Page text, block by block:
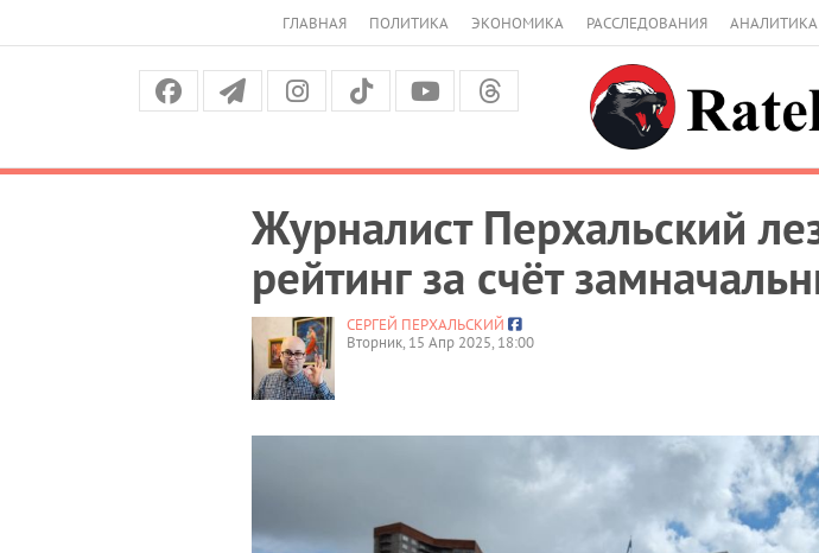
ГЛАВНАЯ ПОЛИТИКА ЭКОНОМИКА РАССЛЕДОВАНИЯ АНАЛИТИКА
Журналист Перхальский
рейтинг за счёт
СЕРГЕЙ ПЕРХАЛЬСКИЙ
Вторник, 15 Апр 2025, 18:00